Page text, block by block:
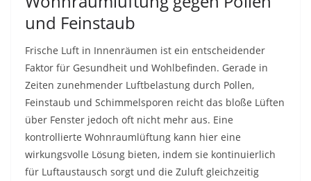
und Feinstaub
Frische Luft in Innenräumen ist ein entscheidender
Faktor für Gesundheit und Wohlbefinden. Gerade in
Zeiten zunehmender Luftbelastung durch Pollen,
Feinstaub und Schimmelsporen reicht das bloße Lüften
über Fenster jedoch oft nicht mehr aus. Eine
kontrollierte Wohnraumlüftung kann hier eine
wirkungsvolle Lösung bieten, indem sie kontinuierlich
für Luftaustausch sorgt und die Zuluft gleichzeitig